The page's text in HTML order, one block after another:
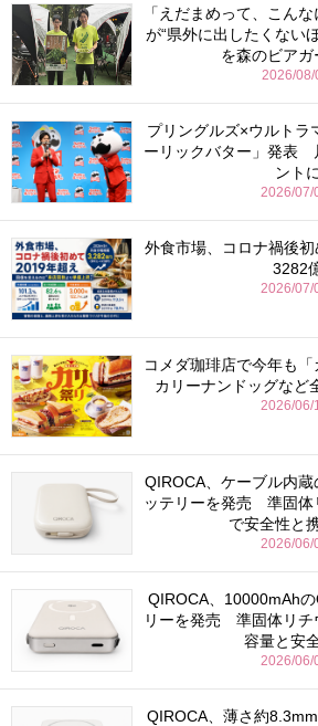
「えだまめって、こん
が“県外に出したくない
を森のビア
2026/08/
プリングルズ×ウルトラ
ーリックバター」発表
ント
2026/07/
外食市場、コロナ禍後
3282
2026/07/
コメダ珈琲店で今年も
カリーナンドッグなど
2026/06/
QIROCA、ケーブル内
ッテリーを発売 準固体
で安全性と
2026/06/
QIROCA、10000mAh
リーを発売 準固体リチ
容量と安
2026/06/
QIROCA、薄さ約